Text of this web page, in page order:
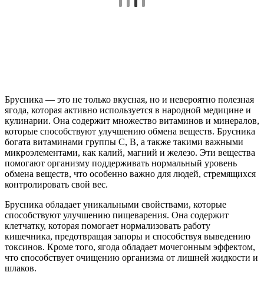
Брусника — это не только вкусная, но и невероятно полезная
ягода, которая активно используется в народной медицине и
кулинарии. Она содержит множество витаминов и минералов,
которые способствуют улучшению обмена веществ. Брусника
богата витаминами группы C, B, а также такими важными
микроэлементами, как калий, магний и железо. Эти вещества
помогают организму поддерживать нормальный уровень
обмена веществ, что особенно важно для людей, стремящихся
контролировать свой вес.
Брусника обладает уникальными свойствами, которые
способствуют улучшению пищеварения. Она содержит
клетчатку, которая помогает нормализовать работу
кишечника, предотвращая запоры и способствуя выведению
токсинов. Кроме того, ягода обладает мочегонным эффектом,
что способствует очищению организма от лишней жидкости и
шлаков.